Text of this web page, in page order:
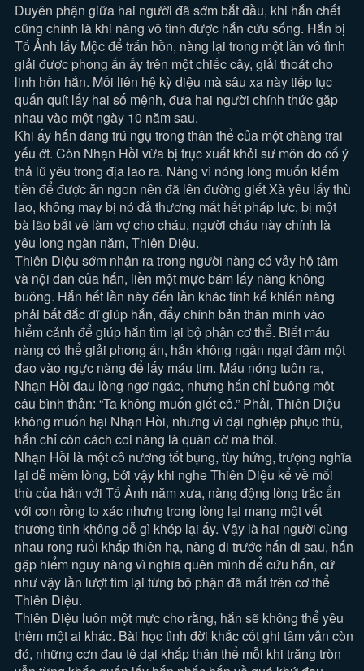
Duyên phận giữa hai người đã sớm bắt đầu, khi hắn chết
cũng chính là khi nàng vô tình được hắn cứu sống. Hắn bị
Tố Ảnh lấy Mộc để trấn hồn, nàng lại trong một lần vô tình
giải được phong ấn ấy trên một chiếc cây, giải thoát cho
linh hồn hắn. Mối liên hệ kỳ diệu mà sâu xa này tiếp tục
quấn quít lấy hai số mệnh, đưa hai người chính thức gặp
nhau vào một ngày 10 năm sau.
Khi ấy hắn đang trú ngụ trong thân thể của một chàng trai
yếu ớt. Còn Nhạn Hồi vừa bị trục xuất khỏi sư môn do cố ý
thả lũ yêu trong địa lao ra. Nàng vì nóng lòng muốn kiếm
tiền để được ăn ngon nên đã lên đường giết Xà yêu lấy thù
lao, không may bị nó đả thương mất hết pháp lực, bị một
bà lão bắt về làm vợ cho cháu, người cháu này chính là
yêu long ngàn năm, Thiên Diệu.
Thiên Diệu sớm nhận ra trong người nàng có vảy hộ tâm
và nội đan của hắn, liền một mực bám lấy nàng không
buông. Hắn hết lần này đến lần khác tính kế khiến nàng
phải bất đắc dĩ giúp hắn, đẩy chính bản thân mình vào
hiểm cảnh để giúp hắn tìm lại bộ phận cơ thể. Biết máu
nàng có thể giải phong ấn, hắn không ngần ngại đâm một
đao vào ngực nàng để lấy máu tim. Máu nóng tuôn ra,
Nhạn Hồi đau lòng ngơ ngác, nhưng hắn chỉ buông một
câu bình thản: “Ta không muốn giết cô.” Phải, Thiên Diệu
không muốn hại Nhạn Hồi, nhưng vì đại nghiệp phục thù,
hắn chỉ còn cách coi nàng là quân cờ mà thôi.
Nhạn Hồi là một cô nương tốt bụng, tùy hứng, trượng nghĩa
lại dễ mềm lòng, bởi vậy khi nghe Thiên Diệu kể về mối
thù của hắn với Tố Ảnh năm xưa, nàng động lòng trắc ẩn
với con rồng to xác nhưng trong lòng lại mang một vết
thương tình không dễ gì khép lại ấy. Vậy là hai người cùng
nhau rong ruổi khắp thiên hạ, nàng đi trước hắn đi sau, hắn
gặp hiểm nguy nàng vì nghĩa quên mình để cứu hắn, cứ
như vậy lần lượt tìm lại từng bộ phận đã mất trên cơ thể
Thiên Diệu.
Thiên Diệu luôn một mực cho rằng, hắn sẽ không thể yêu
thêm một ai khác. Bài học tình đời khắc cốt ghi tâm vẫn còn
đó, những cơn đau tê dại khắp thân thể mỗi khi trăng tròn